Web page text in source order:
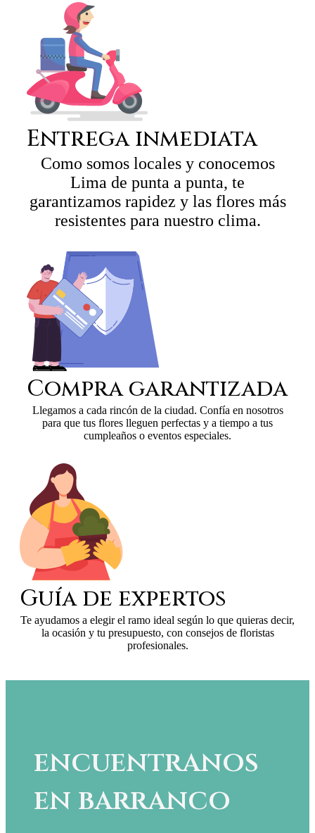
Entrega inmediata
Como somos locales y conocemos
Lima de punta a punta, te
garantizamos rapidez y las flores más
resistentes para nuestro clima.
Compra garantizada
Llegamos a cada rincón de la ciudad. Confía en nosotros
para que tus flores lleguen perfectas y a tiempo a tus
cumpleaños o eventos especiales.
Guía de expertos
Te ayudamos a elegir el ramo ideal según lo que quieras decir,
la ocasión y tu presupuesto, con consejos de floristas
profesionales.
encuentranos
en barranco